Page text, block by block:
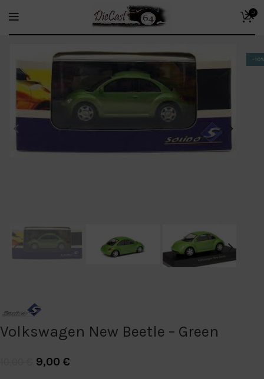
0
-10%
Volkswagen New Beetle – Green
9,00 €